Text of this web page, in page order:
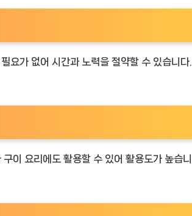
가 없어 시간과 노력을 절약할 수 있습니
요리에도 활용할 수 있어 활용도가 높습